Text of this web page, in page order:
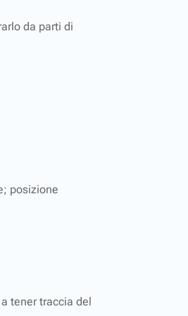
da parti di
posizione
tener traccia del